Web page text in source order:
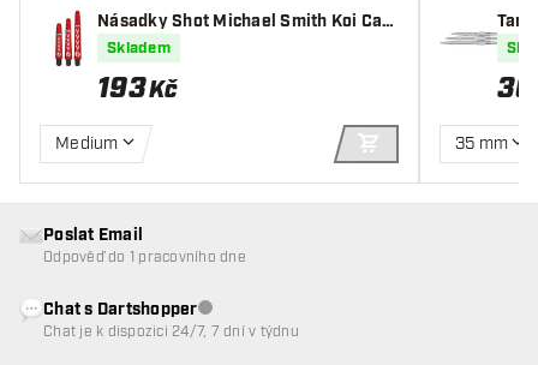
Násadky Shot Michael Smith Koi Car
bon
Skladem
193Kč
Medium
PŘIDAT DO KOŠÍKU
er
35 mm
Poslat Email
Odpověď do 1 pracovního dne
Chat s DartshopperZákaznický servis nedostupný
Chat je k dispozici 24/7, 7 dní v týdnu